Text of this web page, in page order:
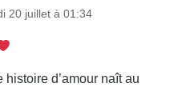
20 juillet à 01:34
histoire d’amour naît au